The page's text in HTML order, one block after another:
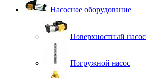
Насосное оборудование
Поверхностный насос
Погружной насос